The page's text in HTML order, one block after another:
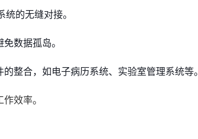
的无缝对接。
数据孤岛。
整合，如电子病历系统、实验室管理系统等。
效率。